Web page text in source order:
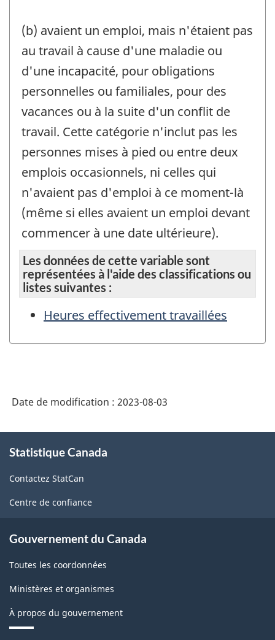
(b) avaient un emploi, mais n'étaient pas
au travail à cause d'une maladie ou
d'une incapacité, pour obligations
personnelles ou familiales, pour des
vacances ou à la suite d'un conflit de
travail. Cette catégorie n'inclut pas les
personnes mises à pied ou entre deux
emplois occasionnels, ni celles qui
n'avaient pas d'emploi à ce moment-là
(même si elles avaient un emploi devant
commencer à une date ultérieure).
Les données de cette variable sont
représentées à l'aide des classifications ou
listes suivantes :
Heures effectivement travaillées
Date de modification : 2023-08-03
propos
ce
site
Statistique Canada
Contactez StatCan
Centre de confiance
Gouvernement du Canada
Toutes les coordonnées
Ministères et organismes
À propos du gouvernement